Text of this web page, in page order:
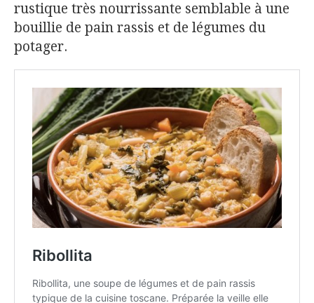
rustique très nourrissante semblable à une
bouillie de pain rassis et de légumes du
potager.